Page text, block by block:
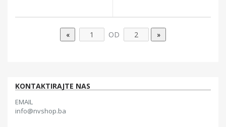
OD
KONTAKTIRAJTE NAS
EMAIL
info@nvshop.ba